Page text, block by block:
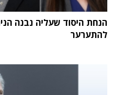
הנחת היסוד שעליה נבנה
להתערער